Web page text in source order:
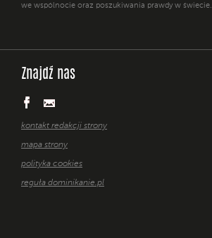
we wspólnocie oraz poszukiwania prawdy w świecie.
Znajdź nas
kontakt redakcji strony
mapa strony
polityka cookies
reguła dominikanie.pl